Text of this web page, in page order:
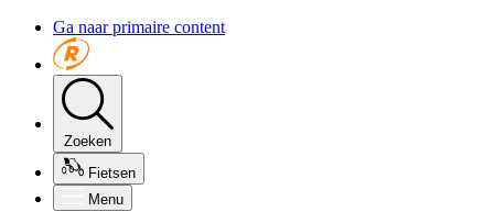
Ga naar primaire content
Zoeken
Fietsen
Menu